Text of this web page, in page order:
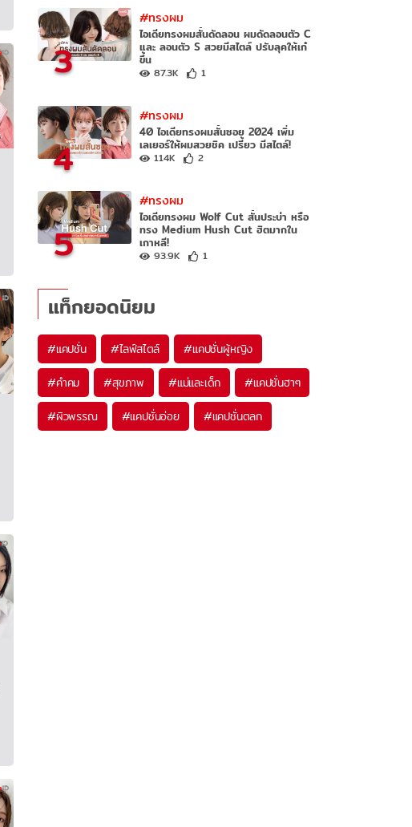
3
#ทรงผม
ไอเดียทรงผมสั้นดัดลอน ผมดัดลอนตัว C
และ ลอนตัว S สวยมีสไตล์ ปรับลุคให้เก๋
ขึ้น
87.3K 1
4
#ทรงผม
40 ไอเดียทรงผมสั้นซอย 2024 เพิ่ม
เลเยอร์ให้ผมสวยชิค เปรี้ยว มีสไตล์!
114K 2
5
#ทรงผม
ไอเดียทรงผม Wolf Cut สั้นประบ่า หรือ
ทรง Medium Hush Cut ฮิตมากใน
เกาหลี!
93.9K 1
แท็กยอดนิยม
#แคปชั่น #ไลฟ์สไตล์ #แคปชั่นผู้หญิง
#คำคม #สุขภาพ #แม่และเด็ก #แคปชั่นฮาๆ
#ผิวพรรณ #แคปชั่นอ่อย #แคปชั่นตลก